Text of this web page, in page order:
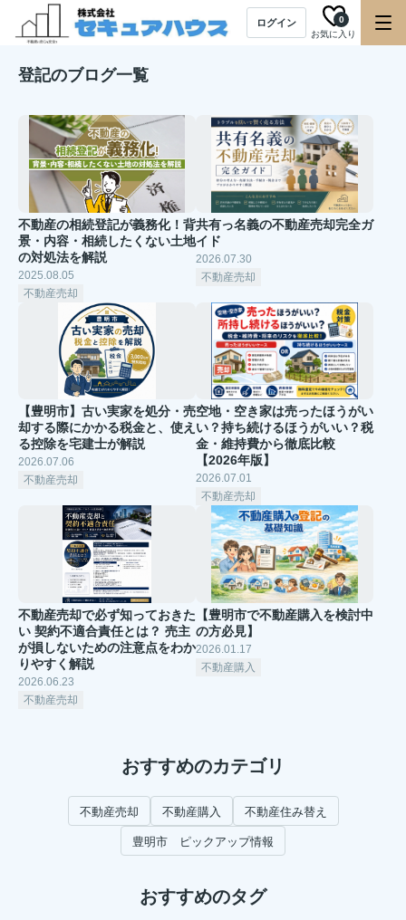
ログイン
お気に入り
0
登記のブログ一覧
不動産の相続登記が義務化！背
景・内容・相続したくない土地
の対処法を解説
2025.08.05
不動産売却
共有っ名義の不動産売却完全ガ
イド
2026.07.30
不動産売却
【豊明市】古い実家を処分・売
却する際にかかる税金と、使え
る控除を宅建士が解説
2026.07.06
不動産売却
空地・空き家は売ったほうがい
い？持ち続けるほうがいい？税
金・維持費から徹底比較
【2026年版】
2026.07.01
不動産売却
不動産売却で必ず知っておきた
い 契約不適合責任とは？ 売主
が損しないための注意点をわか
りやすく解説
2026.06.23
不動産売却
【豊明市で不動産購入を検討中
の方必見】
2026.01.17
不動産購入
おすすめのカテゴリ
不動産売却 不動産購入 不動産住み替え
豊明市 ピックアップ情報
おすすめのタグ